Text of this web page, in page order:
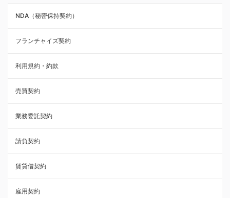
業務委託契約
利用規約・約款
覚書・合意書・同意書
承諾書
雇用契約
その他契約・書面
売買契約
株主総会議事録・関連書類
NDA（秘密保持契約）
フランチャイズ契約
利用規約・約款
売買契約
業務委託契約
請負契約
賃貸借契約
雇用契約